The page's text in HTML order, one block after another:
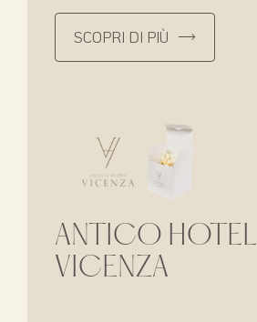
SCOPRI DI PIÙ
ANTICO HOTEL
VICENZA